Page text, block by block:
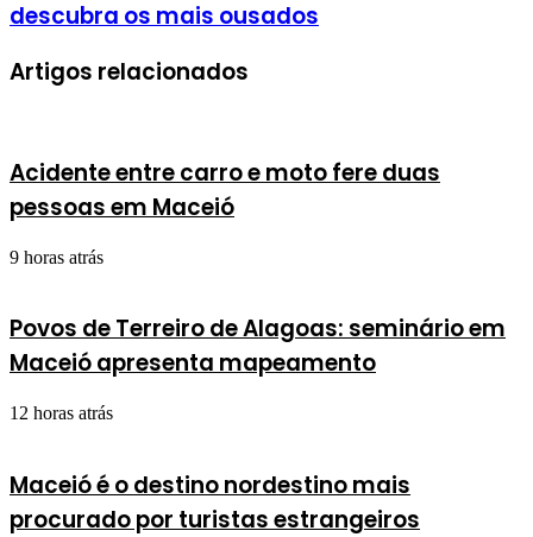
descubra os mais ousados
Artigos relacionados
Acidente entre carro e moto fere duas
pessoas em Maceió
9 horas atrás
Povos de Terreiro de Alagoas: seminário em
Maceió apresenta mapeamento
12 horas atrás
Maceió é o destino nordestino mais
procurado por turistas estrangeiros